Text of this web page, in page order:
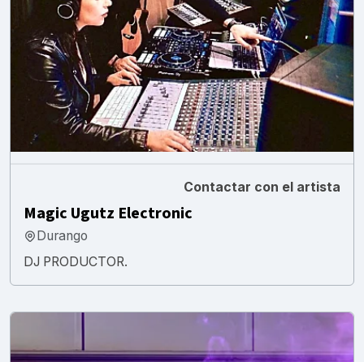
Contactar con el artista
Magic Ugutz Electronic
Durango
DJ PRODUCTOR.